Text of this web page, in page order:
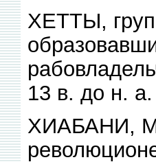
ХЕТТЫ,
13 в. до н.
ХИАБАНИ,